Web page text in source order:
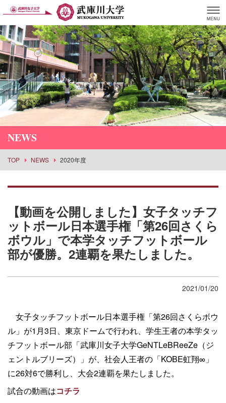
NEWS
TOP NEWS 2020年度
【動画を公開しました】女子タッチフ
ットボール日本選手権「第26回さくら
ボウル」で本学タッチフットボール
部が優勝。2連覇を果たしました。
2021/01/20
女子タッチフットボール日本選手権「第26回さくらボウ
ル」が1月3日、東京ドームで行われ、学生王者の本学タッ
チフットボール部「武庫川女子大学GeNTLeBReeZe（ジ
ェントルブリーズ）」が、社会人王者の「KOBE虹翔∞」
に26対6で勝利し、大会2連覇を果たしました。
試合の動画はコチラ